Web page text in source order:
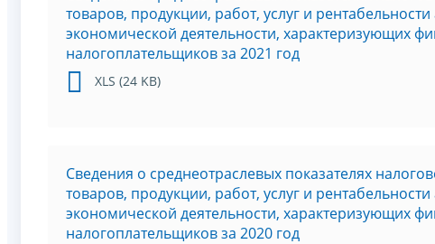
товаров, продукции, работ, услуг и
экономической деятельности, характеризующих
налогоплательщиков за 2021 год
XLS (24 KB)
Сведения о среднеотраслевых показателях
товаров, продукции, работ, услуг и
экономической деятельности, характеризующих
налогоплательщиков за 2020 год